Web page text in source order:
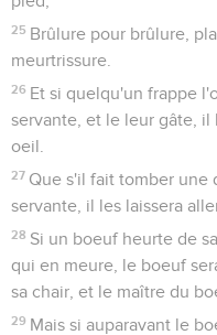
25 Brûlure pour brûlure,
meurtrissure.
26 Et si quelqu'un frappe
servante, et le leur gâte, il
oeil.
27 Que s'il fait tomber une
servante, il les laissera
28 Si un boeuf heurte de
qui en meure, le boeuf
sa chair, et le maître du
29 Mais si auparavant le